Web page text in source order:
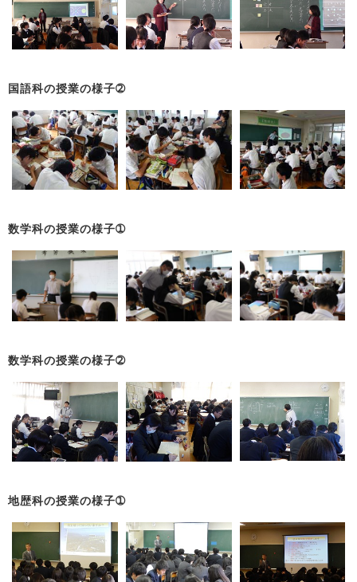
国語科の授業の様子➁
数学科の授業の様子➀
数学科の授業の様子➁
地歴科の授業の様子➀